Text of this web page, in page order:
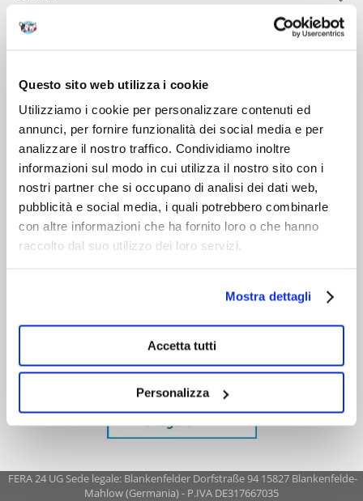
Questo sito web utilizza i cookie
Utilizziamo i cookie per personalizzare contenuti ed
annunci, per fornire funzionalità dei social media e per
analizzare il nostro traffico. Condividiamo inoltre
informazioni sul modo in cui utilizza il nostro sito con i
nostri partner che si occupano di analisi dei dati web,
pubblicità e social media, i quali potrebbero combinarle
con altre informazioni che ha fornito loro o che hanno
raccolto dal suo utilizzo dei loro servizi.
Mostra dettagli
Accetta tutti
Personalizza
DOPO L'ACQUISTO
VIENI A CONOSCERCI
FERA 24 UG Sede legale: Blankenfelder Dorfstraße 94 15827 Blankenfelde-
Mahlow (Germania) - P.IVA DE317667035